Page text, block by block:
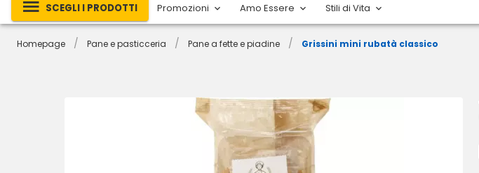
SCEGLI I PRODOTTI Promozioni Amo Essere Stili di Vita
Homepage / Pane e pasticceria / Pane a fette e piadine / Grissini mini rubatà classico